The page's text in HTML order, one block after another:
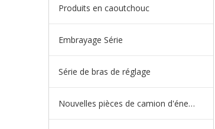
Produits en caoutchouc
Embrayage Série
Série de bras de réglage
Nouvelles pièces de camion d'énergie